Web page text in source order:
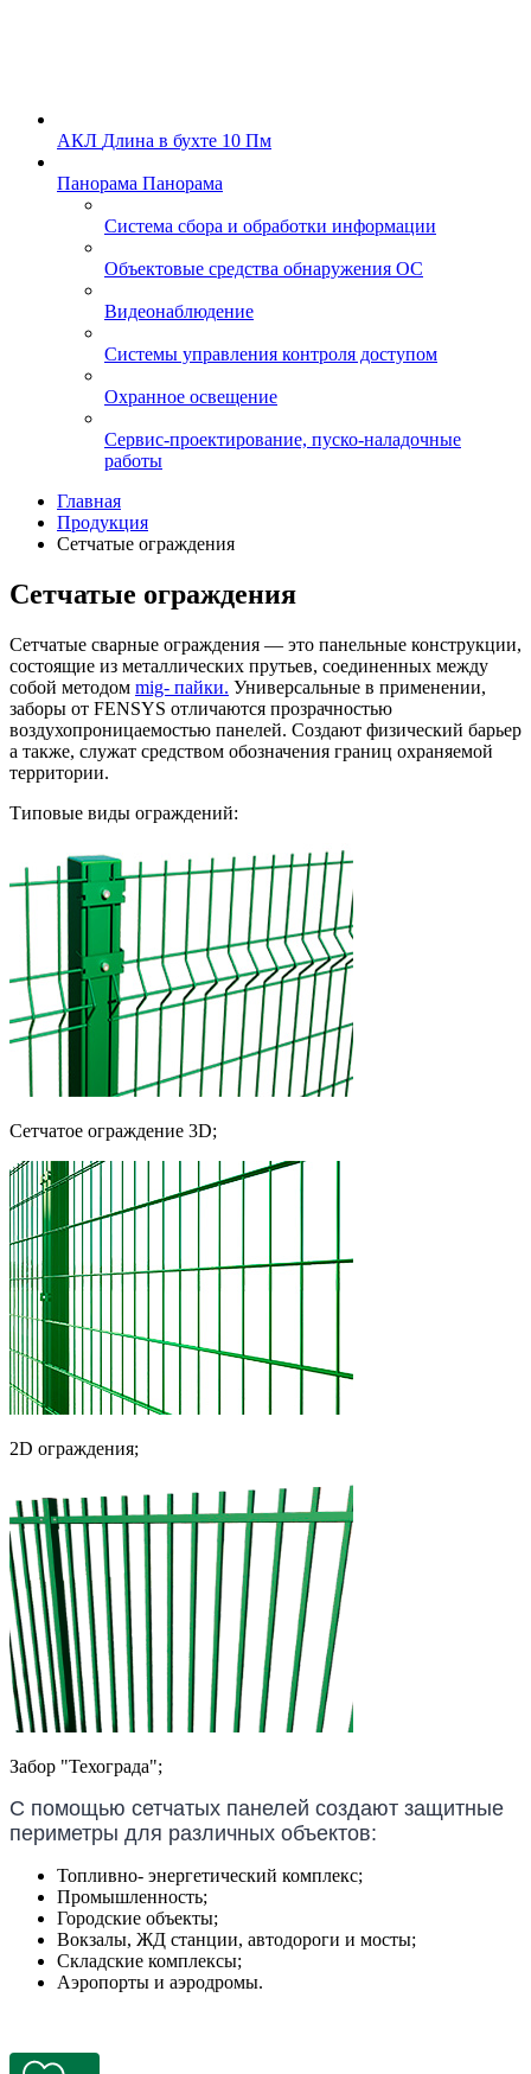
АКЛ Длина в бухте 10 Пм
Панорама Панорама
Система сбора и обработки информации
Объектовые средства обнаружения ОС
Видеонаблюдение
Системы управления контроля доступом
Охранное освещение
Сервис-проектирование, пуско-наладочные
работы
Главная
Продукция
Сетчатые ограждения
Сетчатые ограждения
Сетчатые сварные ограждения — это панельные конструкции,
состоящие из металлических прутьев, соединенных между
собой методом mig- пайки. Универсальные в применении,
заборы от FENSYS отличаются прозрачностью
воздухопроницаемостью панелей. Создают физический барьер
а также, служат средством обозначения границ охраняемой
территории.
Типовые виды ограждений:
Сетчатое ограждение 3D;
2D ограждения;
Забор "Техограда";
С помощью сетчатых панелей создают защитные
периметры для различных объектов:
Топливно- энергетический комплекс;
Промышленность;
Городские объекты;
Вокзалы, ЖД станции, автодороги и мосты;
Складские комплексы;
Аэропорты и аэродромы.